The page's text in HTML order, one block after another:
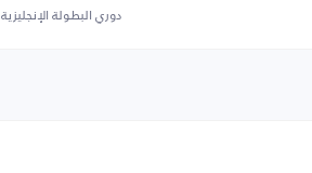
دوري البطولة الإنجليزية